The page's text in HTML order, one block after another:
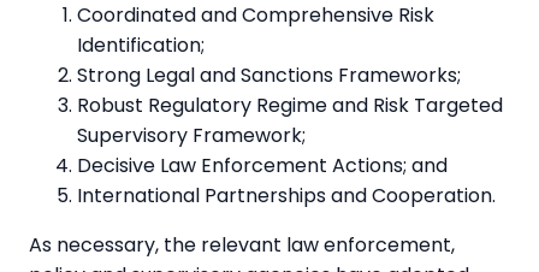
Coordinated and Comprehensive Risk
Identification;
Strong Legal and Sanctions Frameworks;
Robust Regulatory Regime and Risk Targeted
Supervisory Framework;
Decisive Law Enforcement Actions; and
International Partnerships and Cooperation.
As necessary, the relevant law enforcement,